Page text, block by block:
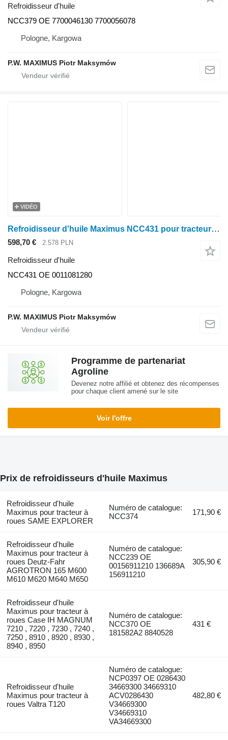
Refroidisseur d'huile
NCC379 OE 7700046130 7700056078
Pologne, Kargowa
P.W. MAXIMUS Piotr Maksymów
VIDÉO
Refroidisseur d'huile Maximus NCC431 pour tracteur à roues Claas AXION 840-810 CMATIC , 850-10
598,70 € 2.578 PLN
Refroidisseur d'huile
NCC431 OE 0011081280
Pologne, Kargowa
P.W. MAXIMUS Piotr Maksymów
Programme de partenariat
Agroline
Devenez notre affilié et obtenez des récompenses
pour chaque client amené sur le site
Voir l'offre
Prix de refroidisseurs d'huile Maximus
Refroidisseur d'huile
Maximus pour tracteur à
roues SAME EXPLORER
Numéro de catalogue:
NCC374
171,90 €
Refroidisseur d'huile
Maximus pour tracteur à
roues Deutz-Fahr
AGROTRON 165 M600
M610 M620 M640 M650
Numéro de catalogue:
NCC239 OE
00156911210 136689A
156911210
305,90 €
Refroidisseur d'huile
Maximus pour tracteur à
roues Case IH MAGNUM
7210 , 7220 , 7230 , 7240 ,
7250 , 8910 , 8920 , 8930 ,
8940 , 8950
Numéro de catalogue:
NCC370 OE
181582A2 8840528
431 €
Refroidisseur d'huile
Maximus pour tracteur à
roues Valtra T120
Numéro de catalogue:
NCP0397 OE 0286430
34669300 34669310
ACV0286430
V34669300
V34669310
VA34669300
482,80 €